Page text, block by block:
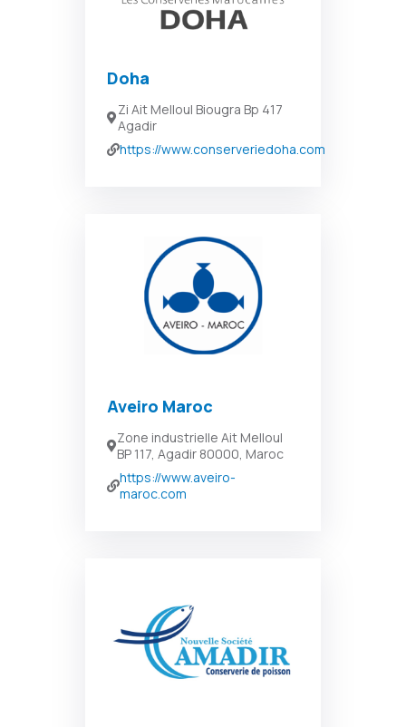
Doha
Zi Ait Melloul Biougra Bp 417
Agadir
https://www.conserveriedoha.com
Aveiro Maroc
Zone industrielle Ait Melloul
BP 117, Agadir 80000, Maroc
https://www.aveiro-
maroc.com